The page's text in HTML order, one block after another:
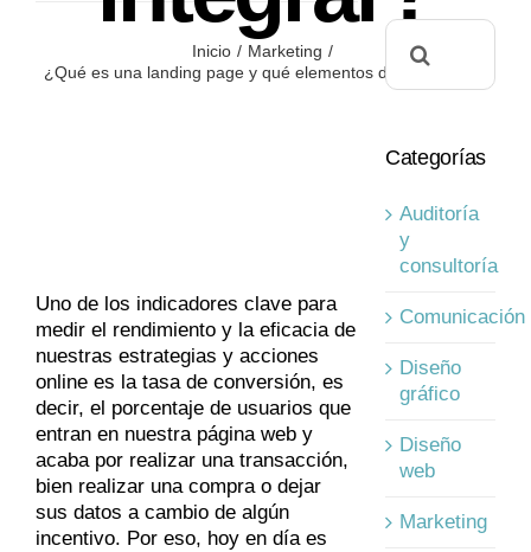
Inicio
Marketing
¿Qué es una landing page y qué elementos debe integrar?
Uno de los indicadores clave para
medir el rendimiento y la eficacia de
nuestras estrategias y acciones
online es la tasa de conversión, es
decir, el porcentaje de usuarios que
entran en nuestra página web y
acaba por realizar una transacción,
bien realizar una compra o dejar
sus datos a cambio de algún
incentivo. Por eso, hoy en día es
Buscar:
Categorías
Auditoría
y
consultoría
Comunicación
Diseño
gráfico
Diseño
web
Marketing